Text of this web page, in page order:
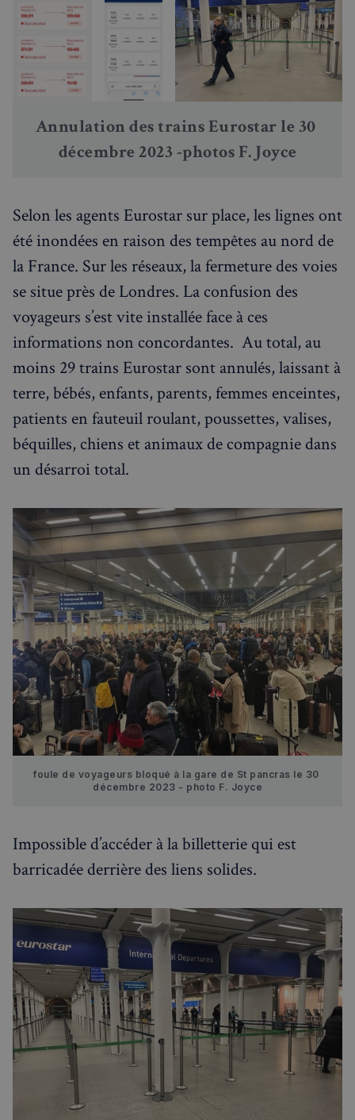
Annulation des trains Eurostar le 30
décembre 2023 -photos F. Joyce
Selon les agents Eurostar sur place, les lignes ont
été inondées en raison des tempêtes au nord de
la France. Sur les réseaux, la fermeture des voies
se situe près de Londres. La confusion des
voyageurs s’est vite installée face à ces
informations non concordantes. Au total, au
moins 29 trains Eurostar sont annulés, laissant à
terre, bébés, enfants, parents, femmes enceintes,
patients en fauteuil roulant, poussettes, valises,
béquilles, chiens et animaux de compagnie dans
un désarroi total.
foule de voyageurs bloqué à la gare de St pancras le 30
décembre 2023 - photo F. Joyce
Impossible d’accéder à la billetterie qui est
barricadée derrière des liens solides.